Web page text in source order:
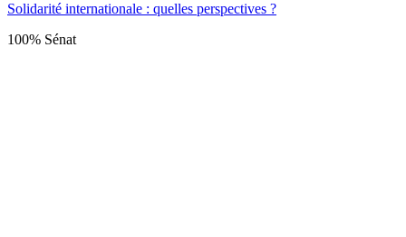
Solidarité internationale : quelles perspectives ?
100% Sénat